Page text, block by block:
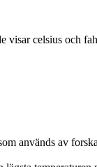
visar celsius och
används av